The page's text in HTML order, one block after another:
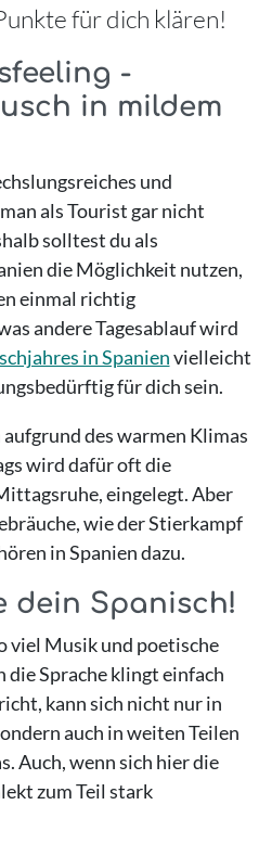
für dich klären!
-
in mildem
und
als Tourist gar nicht
solltest du als
die Möglichkeit nutzen,
einmal richtig
andere Tagesablauf wird
in Spanienvielleicht
für dich sein.
des warmen Klimas
wird dafür oft die
eingelegt. Aber
wie der Stierkampf
in Spanien dazu.
dein Spanisch!
viel Musik und poetische
die Sprache klingt einfach
kann sich nicht nur in
auch in weiten Teilen
Auch, wenn sich hier die
zum Teil stark